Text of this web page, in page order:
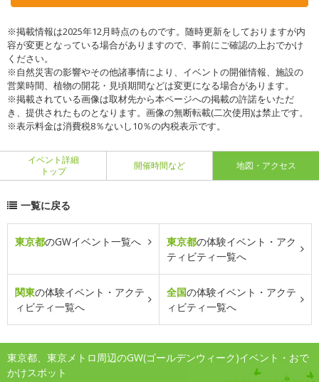
※掲載情報は2025年12月時点のものです。随時更新をしておりますが内
容が変更となっている場合がありますので、事前にご確認の上おでかけ
ください。
※自然災害の影響やその他諸事情により、イベントの開催情報、施設の
営業時間、植物の開花・見頃期間などは変更になる場合があります。
※掲載されている画像は取材先から本ページへの掲載の許諾をいただ
き、提供されたものとなります。画像の無断転載(二次使用)は禁止です。
※表示料金は消費税8％ないし10％の内税表示です。
イベント詳細
トップ
開催時間など 地図・アクセス
一覧に戻る
東京都のGWイベント一覧へ 東京都の体験イベント・アク
ティビティ一覧へ
関東の体験イベント・アクテ
ィビティ一覧へ
全国の体験イベント・アクテ
ィビティ一覧へ
東京都、東京メトロ周辺のGW(ゴールデンウィーク)イベント・おで
かけスポット